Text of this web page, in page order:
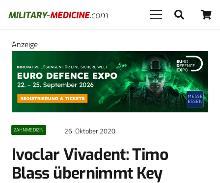
Anzeige
ZAHNMEDIZIN 26. Oktober 2020
Ivoclar Vivadent: Timo
Blass übernimmt Key